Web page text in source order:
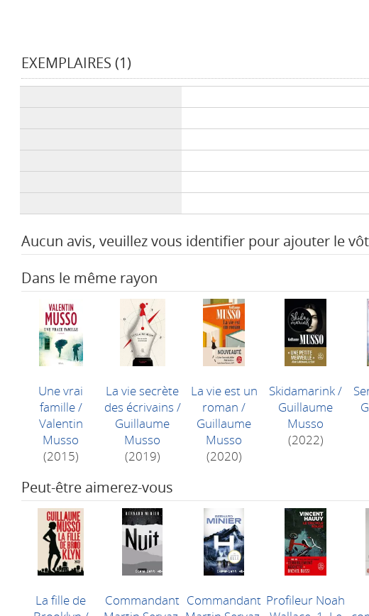
EXEMPLAIRES (1)
Aucun avis, veuillez vous identifier pour ajouter le
Dans le même rayon
Une vrai
famille/
Valentin
Musso
(2015)
La vie secrète
des écrivains /
Guillaume
Musso
(2019)
La vie est un
roman /
Guillaume
Musso
(2020)
Skidamarink/
Guillaume
Musso
(2022)
Peut-être aimerez-vous
La fille de
Commandant Commandant Profileur Noah